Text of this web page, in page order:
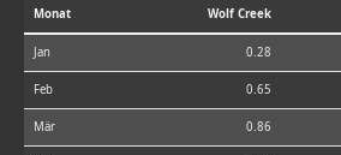
Monat Wolf Creek
Jan 0.28
Feb 0.65
Mär 0.86